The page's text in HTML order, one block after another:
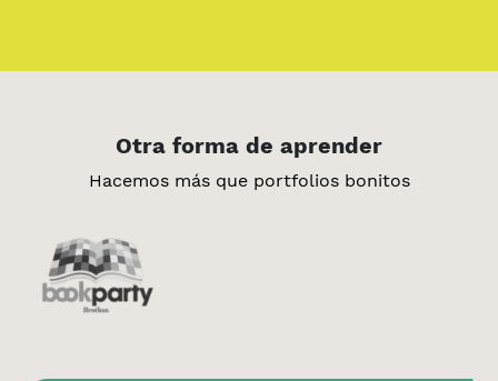
Otra forma de aprender
Hacemos más que portfolios bonitos